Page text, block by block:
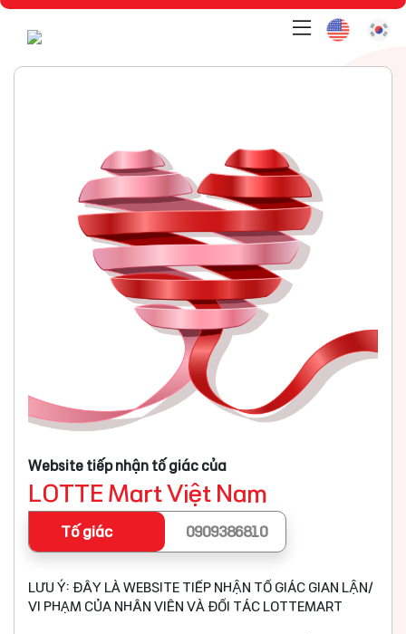
Website tiếp nhận tố giác của
LOTTE Mart Việt Nam
Tố giác 0909386810
LƯU Ý: ĐÂY LÀ WEBSITE TIẾP NHẬN TỐ GIÁC GIAN LẬN/
VI PHẠM CỦA NHÂN VIÊN VÀ ĐỐI TÁC LOTTEMART